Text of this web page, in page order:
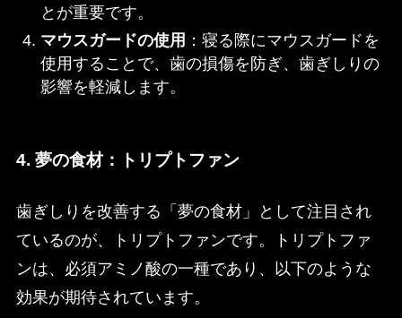
とが重要です。
マウスガードの使用 ：寝る際にマウスガードを
使用することで、歯の損傷を防ぎ、歯ぎしりの
影響を軽減します。
4. 夢の食材：トリプトファン
歯ぎしりを改善する「夢の食材」として注目され
ているのが、トリプトファンです。トリプトファ
ンは、必須アミノ酸の一種であり、以下のような
効果が期待されています。